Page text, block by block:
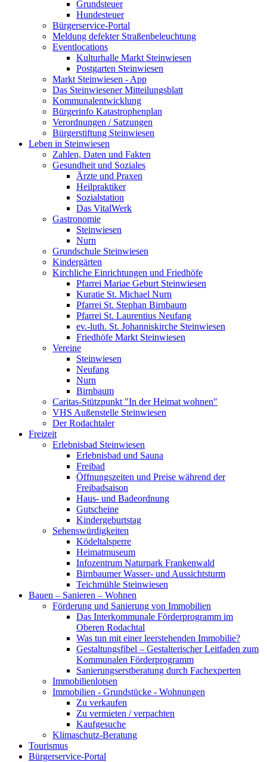
Grundsteuer
Hundesteuer
Bürgerservice-Portal
Meldung defekter Straßenbeleuchtung
Eventlocations
Kulturhalle Markt Steinwiesen
Postgarten Steinwiesen
Markt Steinwiesen - App
Das Steinwiesener Mitteilungsblatt
Kommunalentwicklung
Bürgerinfo Katastrophenplan
Verordnungen / Satzungen
Bürgerstiftung Steinwiesen
Leben in Steinwiesen
Zahlen, Daten und Fakten
Gesundheit und Soziales
Ärzte und Praxen
Heilpraktiker
Sozialstation
Das VitalWerk
Gastronomie
Steinwiesen
Nurn
Grundschule Steinwiesen
Kindergärten
Kirchliche Einrichtungen und Friedhöfe
Pfarrei Mariae Geburt Steinwiesen
Kuratie St. Michael Nurn
Pfarrei St. Stephan Birnbaum
Pfarrei St. Laurentius Neufang
ev.-luth. St. Johanniskirche Steinwiesen
Friedhöfe Markt Steinwiesen
Vereine
Steinwiesen
Neufang
Nurn
Birnbaum
Caritas-Stützpunkt "In der Heimat wohnen"
VHS Außenstelle Steinwiesen
Der Rodachtaler
Freizeit
Erlebnisbad Steinwiesen
Erlebnisbad und Sauna
Freibad
Öffnungszeiten und Preise während der
Freibadsaison
Haus- und Badeordnung
Gutscheine
Kindergeburtstag
Sehenswürdigkeiten
Ködeltalsperre
Heimatmuseum
Infozentrum Naturpark Frankenwald
Birnbaumer Wasser- und Aussichtsturm
Teichmühle Steinwiesen
Bauen – Sanieren – Wohnen
Förderung und Sanierung von Immobilien
Das Interkommunale Förderprogramm im
Oberen Rodachtal
Was tun mit einer leerstehenden Immobilie?
Gestaltungsfibel – Gestalterischer Leitfaden zum
Kommunalen Förderprogramm
Sanierungserstberatung durch Fachexperten
Immobilienlotsen
Immobilien - Grundstücke - Wohnungen
Zu verkaufen
Zu vermieten / verpachten
Kaufgesuche
Klimaschutz-Beratung
Tourismus
Bürgerservice-Portal